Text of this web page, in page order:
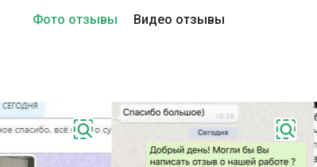
Фото отзывы Видео отзывы